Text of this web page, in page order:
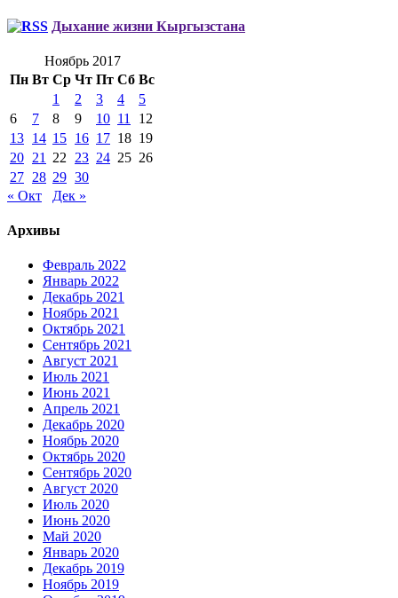
Дыхание жизни Кыргызстана
Ноябрь 2017
Пн Вт Ср Чт Пт Сб Вс
1
2 3 4
5
6
7 8 9 10 11
12
13 14 15 16 17 18 19
20 21 22 23 24 25 26
27 28 29 30
« Окт
Дек »
Архивы
Февраль 2022
Январь 2022
Декабрь 2021
Ноябрь 2021
Октябрь 2021
Сентябрь 2021
Август 2021
Июль 2021
Июнь 2021
Апрель 2021
Декабрь 2020
Ноябрь 2020
Октябрь 2020
Сентябрь 2020
Август 2020
Июль 2020
Июнь 2020
Май 2020
Январь 2020
Декабрь 2019
Ноябрь 2019